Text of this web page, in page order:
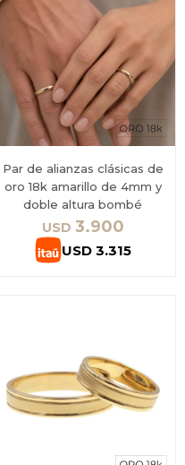
Par de alianzas clásicas de
oro 18k amarillo de 4mm y
doble altura bombé
USD 3.900
USD 3.315